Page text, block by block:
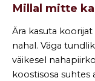
Millal mitte
Ära kasuta
nahal. Väga
väikesel
koostisosa suhtes